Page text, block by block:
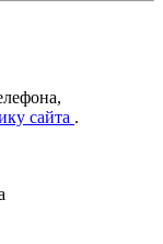
сайта .